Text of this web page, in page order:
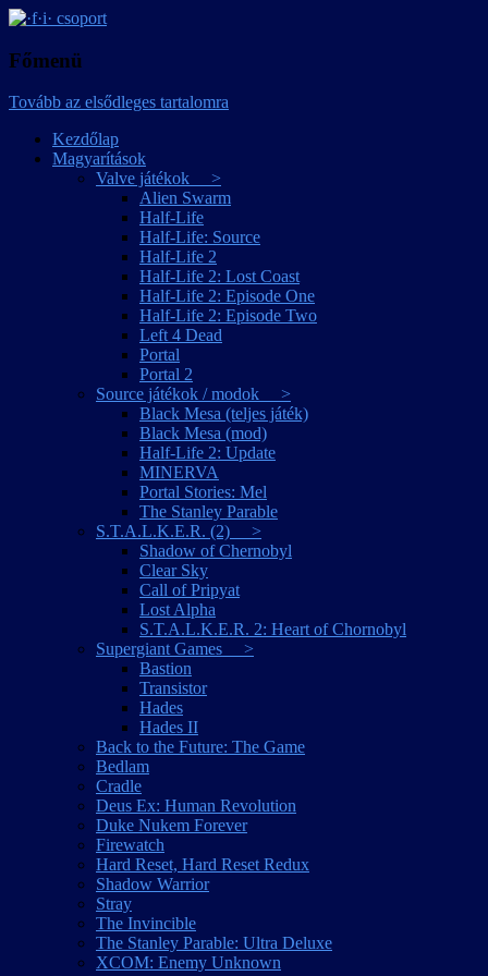
·f·i· csoport
Főmenü
Tovább az elsődleges tartalomra
Kezdőlap
Magyarítások
Valve játékok >
Alien Swarm
Half-Life
Half-Life: Source
Half-Life 2
Half-Life 2: Lost Coast
Half-Life 2: Episode One
Half-Life 2: Episode Two
Left 4 Dead
Portal
Portal 2
Source játékok / modok >
Black Mesa (teljes játék)
Black Mesa (mod)
Half-Life 2: Update
MINERVA
Portal Stories: Mel
The Stanley Parable
S.T.A.L.K.E.R. (2) >
Shadow of Chernobyl
Clear Sky
Call of Pripyat
Lost Alpha
S.T.A.L.K.E.R. 2: Heart of Chornobyl
Supergiant Games >
Bastion
Transistor
Hades
Hades II
Back to the Future: The Game
Bedlam
Cradle
Deus Ex: Human Revolution
Duke Nukem Forever
Firewatch
Hard Reset, Hard Reset Redux
Shadow Warrior
Stray
The Invincible
The Stanley Parable: Ultra Deluxe
XCOM: Enemy Unknown